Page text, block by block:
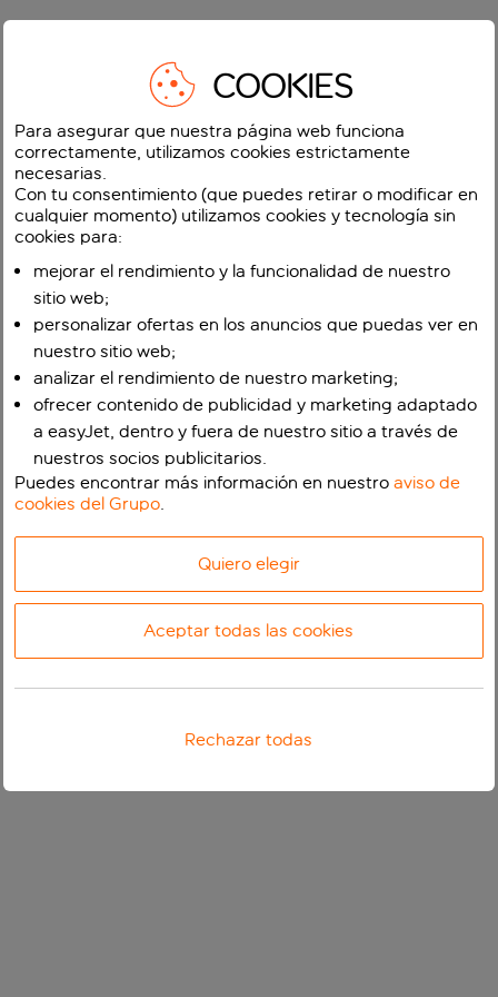
COOKIES
Para asegurar que nuestra página web funciona
correctamente, utilizamos cookies estrictamente
necesarias.
Con tu consentimiento (que puedes retirar o modificar en
cualquier momento) utilizamos cookies y tecnología sin
cookies para:
mejorar el rendimiento y la funcionalidad de nuestro
sitio web;
personalizar ofertas en los anuncios que puedas ver en
nuestro sitio web;
analizar el rendimiento de nuestro marketing;
ofrecer contenido de publicidad y marketing adaptado
a easyJet, dentro y fuera de nuestro sitio a través de
nuestros socios publicitarios.
Puedes encontrar más información en nuestroaviso de
cookies del Grupo.
Quiero elegir
Aceptar todas las cookies
Rechazar todas